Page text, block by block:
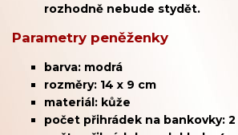
rozhodně nebude stydět.
Parametry peněženky
barva: modrá
rozměry: 14 x 9 cm
materiál: kůže
počet přihrádek na bankovky: 2